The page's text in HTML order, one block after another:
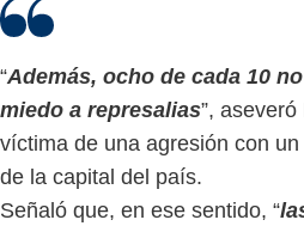
“Además, ocho de cada 10
miedo a represalias”,
víctima de una agresión con
de la capital del país.
Señaló que, en ese sentido, “